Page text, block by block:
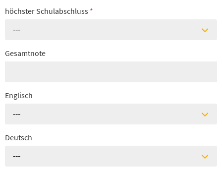
höchster Schulabschluss *
---
Gesamtnote
Englisch
---
Deutsch
---